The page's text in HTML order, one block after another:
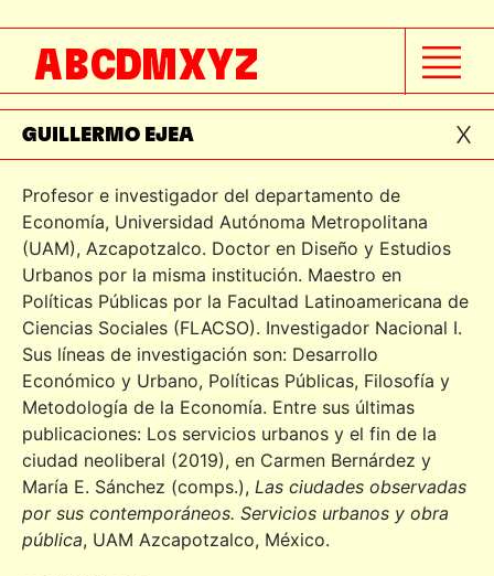
ABCDMXYZ
GONZALO PEÓN
GUILLERMINA ROSAS
GUILLERMO EJEA
Profesor e investigador del departamento de
Economía, Universidad Autónoma Metropolitana
(UAM), Azcapotzalco. Doctor en Diseño y Estudios
Urbanos por la misma institución. Maestro en
Políticas Públicas por la Facultad Latinoamericana de
Ciencias Sociales (FLACSO). Investigador Nacional I.
Sus líneas de investigación son: Desarrollo
Económico y Urbano, Políticas Públicas, Filosofía y
Metodología de la Economía. Entre sus últimas
publicaciones: Los servicios urbanos y el fin de la
ciudad neoliberal (2019), en Carmen Bernárdez y
María E. Sánchez (comps.), Las ciudades observadas
por sus contemporáneos. Servicios urbanos y obra
pública, UAM Azcapotzalco, México.